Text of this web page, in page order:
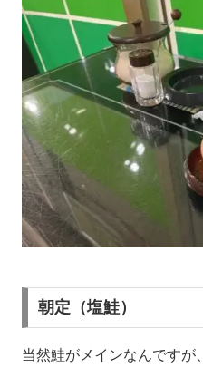
朝定（塩鮭）
当然鮭がメインなんですが